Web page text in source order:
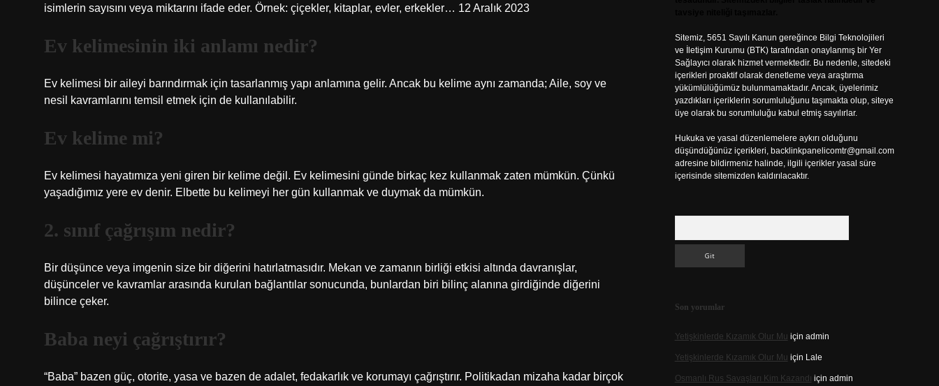
isimlerin sayısını veya miktarını ifade eder. Örnek: çiçekler, kitaplar, evler, erkekler… 12 Aralık 2023
Ev kelimesinin iki anlamı nedir?
Ev kelimesi bir aileyi barındırmak için tasarlanmış yapı anlamına gelir. Ancak bu kelime aynı zamanda; Aile, soy ve
nesil kavramlarını temsil etmek için de kullanılabilir.
Ev kelime mi?
Ev kelimesi hayatımıza yeni giren bir kelime değil. Ev kelimesini günde birkaç kez kullanmak zaten mümkün. Çünkü
yaşadığımız yere ev denir. Elbette bu kelimeyi her gün kullanmak ve duymak da mümkün.
2. sınıf çağrışım nedir?
Bir düşünce veya imgenin size bir diğerini hatırlatmasıdır. Mekan ve zamanın birliği etkisi altında davranışlar,
düşünceler ve kavramlar arasında kurulan bağlantılar sonucunda, bunlardan biri bilinç alanına girdiğinde diğerini
bilince çeker.
Baba neyi çağrıştırır?
“Baba” bazen güç, otorite, yasa ve bazen de adalet, fedakarlık ve korumayı çağrıştırır. Politikadan mizaha kadar birçok
Sitemiz, 5651 Sayılı Kanun gereğince Bilgi Teknolojileri
ve İletişim Kurumu (BTK) tarafından onaylanmış bir Yer
Sağlayıcı olarak hizmet vermektedir. Bu nedenle, sitedeki
içerikleri proaktif olarak denetleme veya araştırma
yükümlülüğümüz bulunmamaktadır. Ancak, üyelerimiz
yazdıkları içeriklerin sorumluluğunu taşımakta olup, siteye
üye olarak bu sorumluluğu kabul etmiş sayılırlar.
Hukuka ve yasal düzenlemelere aykırı olduğunu
düşündüğünüz içerikleri, backlinkpanelicomtr@gmail.com
adresine bildirmeniz halinde, ilgili içerikler yasal süre
içerisinde sitemizden kaldırılacaktır.
Son yorumlar
Yetişkinlerde Kızamık Olur Mu için admin
Yetişkinlerde Kızamık Olur Mu için Lale
Osmanlı Rus Savaşları Kim Kazandı için admin